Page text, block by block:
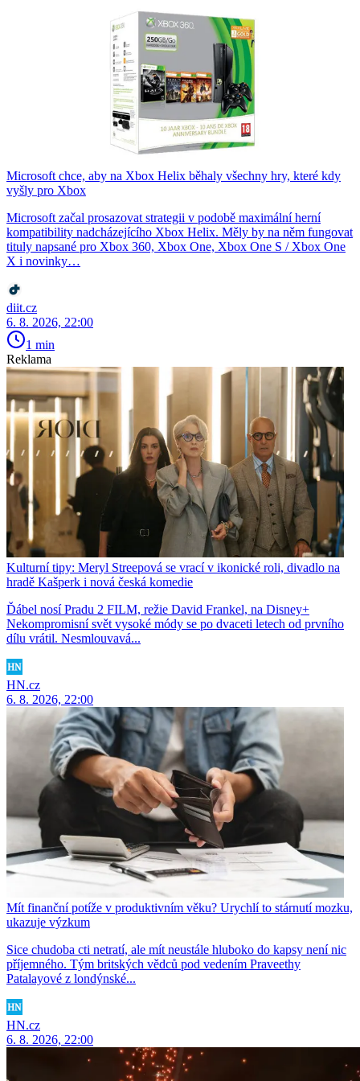
Microsoft chce, aby na Xbox Helix běhaly všechny hry, které kdy
vyšly pro Xbox
Microsoft začal prosazovat strategii v podobě maximální herní
kompatibility nadcházejícího Xbox Helix. Měly by na něm fungovat
tituly napsané pro Xbox 360, Xbox One, Xbox One S / Xbox One
X i novinky…
diit.cz
6. 8. 2026, 22:00
1 min
Reklama
Kulturní tipy: Meryl Streepová se vrací v ikonické roli, divadlo na
hradě Kašperk i nová česká komedie
Ďábel nosí Pradu 2 FILM, režie David Frankel, na Disney+
Nekompromisní svět vysoké módy se po dvaceti letech od prvního
dílu vrátil. Nesmlouvavá...
HN.cz
6. 8. 2026, 22:00
Mít finanční potíže v produktivním věku? Urychlí to stárnutí mozku,
ukazuje výzkum
Sice chudoba cti netratí, ale mít neustále hluboko do kapsy není nic
příjemného. Tým britských vědců pod vedením Praveethy
Patalayové z londýnské...
HN.cz
6. 8. 2026, 22:00